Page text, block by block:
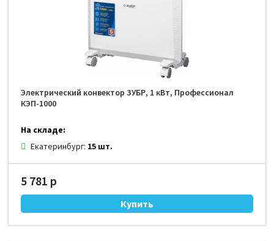
Электрический конвектор ЗУБР, 1 кВт, Профессионал
КЭП-1000
На складе:
Екатеринбург: 15 шт.
5 781 р